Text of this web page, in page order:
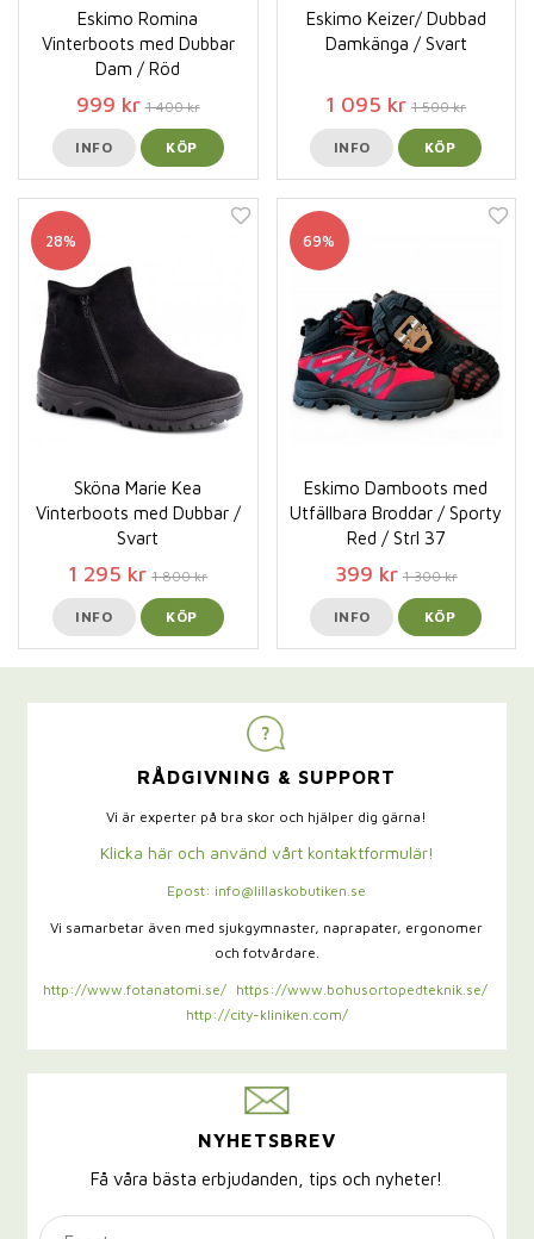
Eskimo Romina
Vinterboots med Dubbar
Dam / Röd
999 kr 1 400 kr
INFO KÖP
Eskimo Keizer/ Dubbad
Damkänga / Svart
1 095 kr 1 500 kr
INFO KÖP
28%
Sköna Marie Kea
Vinterboots med Dubbar /
Svart
1 295 kr 1 800 kr
INFO KÖP
69%
Eskimo Damboots med
Utfällbara Broddar / Sporty
Red / Strl 37
399 kr 1 300 kr
INFO KÖP
RÅDGIVNING & SUPPORT
Vi är experter på bra skor och hjälper dig gärna!
Klicka här och använd vårt kontaktformulär!
Epost: info@lillaskobutiken.se
Vi samarbetar även med sjukgymnaster, naprapater, ergonomer
och fotvårdare.
http://www.fotanatomi.se/
https://www.bohusortopedteknik.se/
http://city-kliniken.com/
NYHETSBREV
Få våra bästa erbjudanden, tips och nyheter!